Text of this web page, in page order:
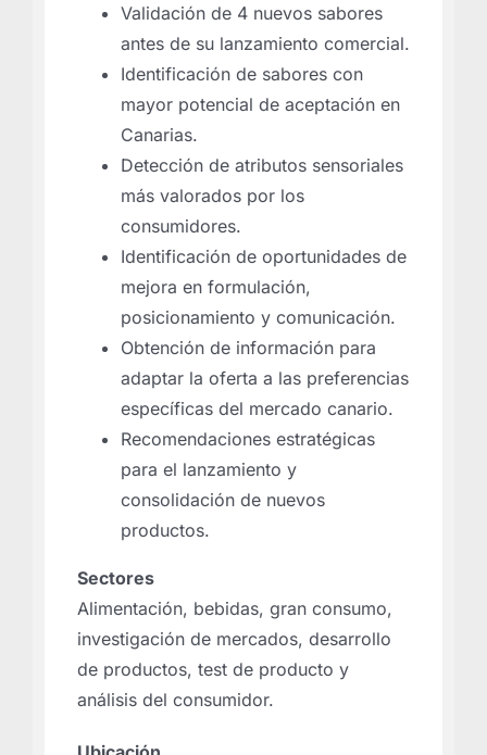
Validación de 4 nuevos sabores
antes de su lanzamiento comercial.
Identificación de sabores con
mayor potencial de aceptación en
Canarias.
Detección de atributos sensoriales
más valorados por los
consumidores.
Identificación de oportunidades de
mejora en formulación,
posicionamiento y comunicación.
Obtención de información para
adaptar la oferta a las preferencias
específicas del mercado canario.
Recomendaciones estratégicas
para el lanzamiento y
consolidación de nuevos
productos.
Sectores
Alimentación, bebidas, gran consumo,
investigación de mercados, desarrollo
de productos, test de producto y
análisis del consumidor.